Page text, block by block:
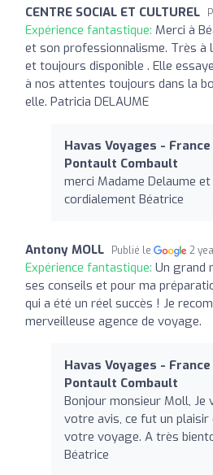
CENTRE SOCIAL ET CULTUREL
Expérience fantastique: Merci à
et son professionnalisme. Très à
et toujours disponible . Elle
à nos attentes toujours dans la
elle. Patricia DELAUME
Havas Voyages -
Pontault Combault
merci Madame Delaume
cordialement Béatrice
Antony MOLL Publié le 2
Expérience fantastique: Un grand
ses conseils et pour ma
qui a été un réel succès ! Je
merveilleuse agence de voyage.
Havas Voyages -
Pontault Combault
Bonjour monsieur Moll, Je
votre avis, ce fut un
votre voyage. A très
Béatrice